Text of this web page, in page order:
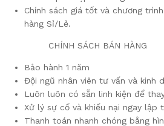
Chính sách giá tốt và chương
hàng Sỉ/Lẻ.
​ CHÍNH SÁCH BÁN HÀNG
Bảo hành 1 năm
Đội ngũ nhân viên tư vấn và kinh
Luôn luôn có sẵn linh kiện để
Xử lý sự cố và khiếu nại ngay lập
Thanh toán nhanh chóng bằng